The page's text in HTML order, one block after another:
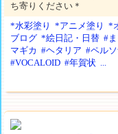
ち寄りください＊
*水彩塗り
*アニメ塗り *
ブログ *絵日記・日替 #
マギカ #ヘタリア #ペル
#VOCALOID #年賀状 ...